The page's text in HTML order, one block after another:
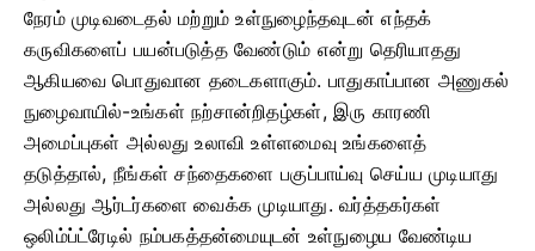
நேரம் முடிவடைதல் மற்றும் உள்நுழைந்தவுடன் எந்தக்
கருவிகளைப் பயன்படுத்த வேண்டும் என்று தெரியாதது
ஆகியவை பொதுவான தடைகளாகும். பாதுகாப்பான அணுகல்
நுழைவாயில்-உங்கள் நற்சான்றிதழ்கள், இரு காரணி
அமைப்புகள் அல்லது உலாவி உள்ளமைவு உங்களைத்
தடுத்தால், நீங்கள் சந்தைகளை பகுப்பாய்வு செய்ய முடியாது
அல்லது ஆர்டர்களை வைக்க முடியாது. வர்த்தகர்கள்
ஒலிம்ப்ட்ரேடில் நம்பகத்தன்மையுடன் உள்நுழைய வேண்டிய